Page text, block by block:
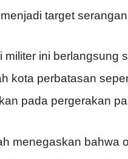
target
militer ini berlangsung
kota perbatasan
pada pergerakan
menegaskan bahwa